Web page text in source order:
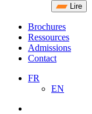
Lire
Brochures
Ressources
Admissions
Contact
FR
EN